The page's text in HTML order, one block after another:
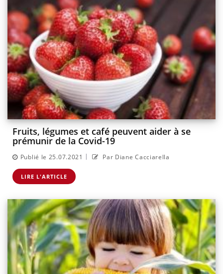
Fruits, légumes et café peuvent aider à se
prémunir de la Covid-19
Publié le 25.07.2021 | Par Diane Cacciarella
LIRE L'ARTICLE